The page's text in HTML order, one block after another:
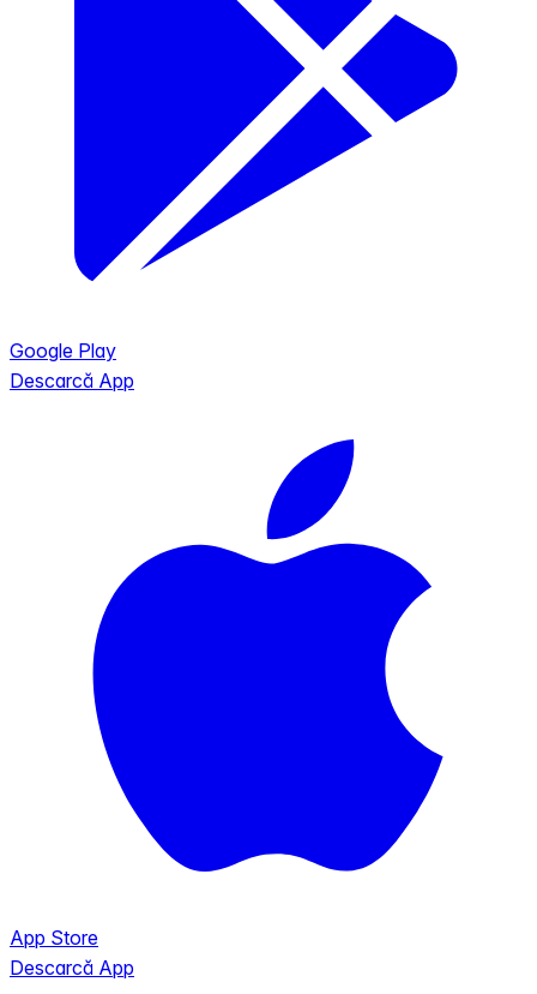
Google Play
Descarcă App
App Store
Descarcă App